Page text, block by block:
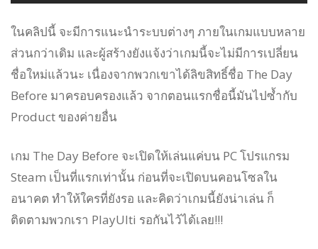
ในคลิปนี้ จะมีการแนะนำระบบต่างๆ ภายในเกมแบบหลาย
ส่วนกว่าเดิม และผู้สร้างยังแจ้งว่าเกมนี้จะไม่มีการเปลี่ยน
ชื่อใหม่แล้วนะ เนื่องจากพวกเขาได้ลิขสิทธิ์ชื่อ The Day
Before มาครอบครองแล้ว จากตอนแรกชื่อนี้มันไปซ้ำกับ
Product ของค่ายอื่น
เกม The Day Before จะเปิดให้เล่นแค่บน PC โปรแกรม
Steam เป็นที่แรกเท่านั้น ก่อนที่จะเปิดบนคอนโซลใน
อนาคต ทำให้ใครที่ยังรอ และคิดว่าเกมนี้ยังน่าเล่น ก็
ติดตามพวกเรา PlayUlti รอกันไว้ได้เลย!!!